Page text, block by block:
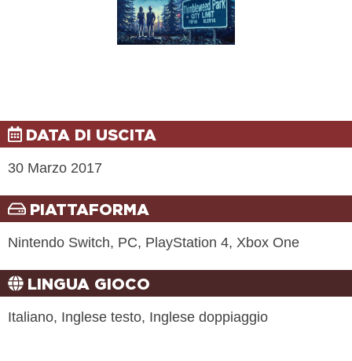
DATA DI USCITA
30 Marzo 2017
PIATTAFORMA
Nintendo Switch, PC, PlayStation 4, Xbox One
LINGUA GIOCO
Italiano, Inglese testo, Inglese doppiaggio